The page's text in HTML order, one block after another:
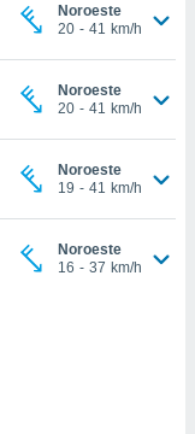
Noroeste
20 - 41 km/h
Noroeste
20 - 41 km/h
Noroeste
19 - 41 km/h
Noroeste
16 - 37 km/h